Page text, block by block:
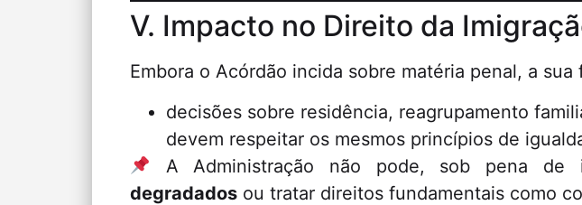
V. Impacto no Direito da
Embora o Acórdão incida sobre matéria penal, a
decisões sobre residência, reagrupamento
devem respeitar os mesmos princípios de
A Administração não pode, sob pena de
degradados ou tratar direitos fundamentais como